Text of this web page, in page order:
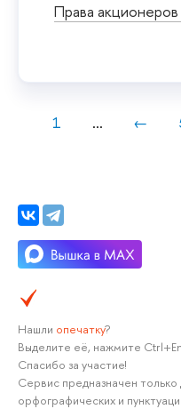
Права акционеров
1 ... ←
Нашли опечатку?
Выделите её, нажмите
Спасибо за участие!
Сервис предназначен
орфографических и